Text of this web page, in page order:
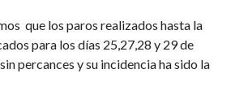
que los paros realizados hasta la
para los días 25,27,28 y 29 de
percances y su incidencia ha sido la